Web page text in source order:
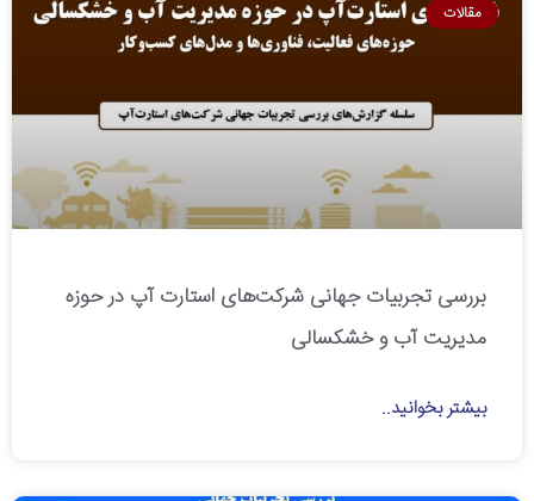
مقالات
بررسی تجربیات جهانی شرکت‌های استارت آپ در حوزه
مدیریت آب و خشکسالی
بیشتر بخوانید..